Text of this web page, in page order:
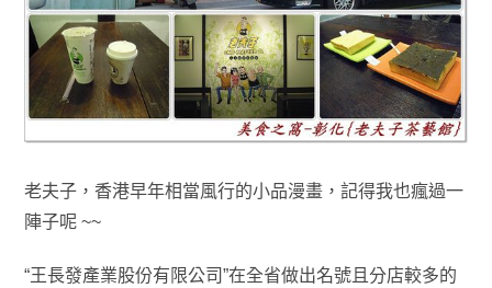
老夫子，香港早年相當風行的小品漫畫，記得我也瘋過一
陣子呢 ~~
“王長發產業股份有限公司”在全省做出名號且分店較多的